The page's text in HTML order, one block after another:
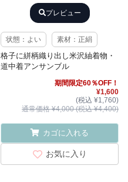
プレビュー
状態：よい 素材：正絹
格子に絣柄織り出し米沢紬着物・
道中着アンサンブル
期間限定60％OFF！
¥1,600
(税込 ¥1,760)
通常価格 ¥4,000 (税込 ¥4,400)
カゴに入れる
お気に入り